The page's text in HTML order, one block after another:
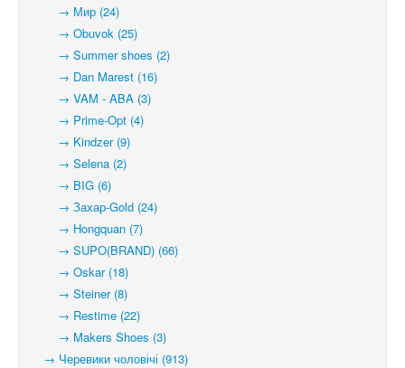
→ Мир (24)
→ Obuvok (25)
→ Summer shoes (2)
→ Dan Marest (16)
→ VAM - ABA (3)
→ Prime-Opt (4)
→ Kindzer (9)
→ Selena (2)
→ BIG (6)
→ Захар-Gold (24)
→ Hongquan (7)
→ SUPO(BRAND) (66)
→ Oskar (18)
→ Steiner (8)
→ Restime (22)
→ Makers Shoes (3)
→ Черевики чоловічі (913)